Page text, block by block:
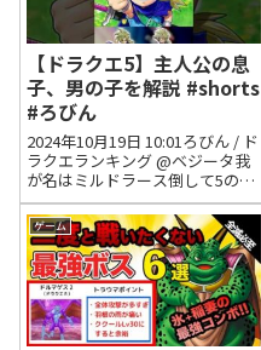
【ドラクエ5】主人公の息
子、男の子を解説 #shorts
#ろびん
2024年10月19日 10:01ろびん / ド
ラクエランキング @ベジータ我
が名はミルドラース倒して5の世
界には敵いないのかもしれんけ
ど大人になったレックスを見た
い気持ちもある2024年10月20日
07:28 いいね2件 返信0件 @5...
ゲーム